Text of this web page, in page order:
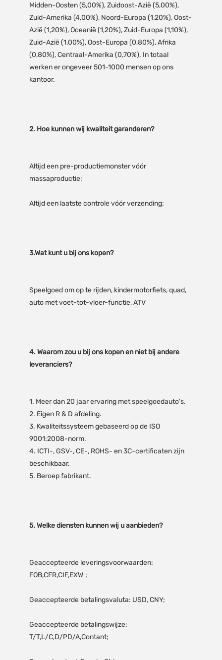
Midden-Oosten (5,00%), Zuidoost-Azië (5,00%),
Zuid-Amerika (4,00%), Noord-Europa (1,20%), Oost-
Azië (1,20%), Oceanië (1,20%), Zuid-Europa (1,10%),
Zuid-Azië (1,00%), Oost-Europa (0,80%), Afrika
(0,80%), Centraal-Amerika (0,70%). In totaal
werken er ongeveer 501-1000 mensen op ons
2. Hoe kunnen wij kwaliteit garanderen?
Altijd een pre-productiemonster vóór
3.Wat kunt u bij ons kopen?
Speelgoed om op te rijden, kindermotorfiets, quad,
auto met voet-tot-vloer-functie, ATV
4. Waarom zou u bij ons kopen en niet bij andere
leveranciers?
1. Meer dan 20 jaar ervaring met speelgoedauto's.
2. Eigen R & D afdeling.
3. Kwaliteitssysteem gebaseerd op de ISO
9001:2008-norm.
4. ICTI-, GSV-, CE-, ROHS- en 3C-certificaten zijn
beschikbaar.
5. Welke diensten kunnen wij u aanbieden?
Geaccepteerde leveringsvoorwaarden:
Geaccepteerde betalingswijze: